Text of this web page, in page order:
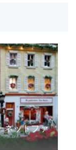
ネットファ